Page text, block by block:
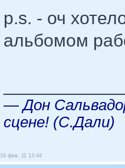
p.s. - оч
альбомом
— Дон
сцене! (С.Дали)
18 фев, 11 13:44